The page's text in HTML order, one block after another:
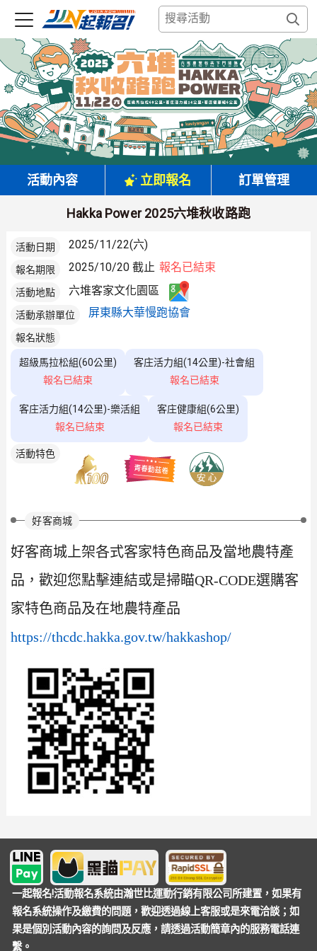
活動內容 立即報名 訂單管理
Hakka Power 2025六堆秋收路跑
活動日期 2025/11/22(六)
報名期限 2025/10/20 截止 報名已結束
活動地點 六堆客家文化園區
活動承辦單位 屏東縣大華慢跑協會
報名狀態
超級馬拉松組(60公里)
報名已結束
客庄活力組(14公里)-社會組
報名已結束
客庄活力組(14公里)-樂活組
報名已結束
客庄健康組(6公里)
報名已結束
活動特色
好客商城
好客商城上架各式客家特色商品及當地農特產
品，歡迎您點擊連結或是掃瞄QR-CODE選購客
家特色商品及在地農特產品
https://thcdc.hakka.gov.tw/hakkashop/
一起報名!活動報名系統由瀚世比運動行銷有限公司所建置，如果有
報名系統操作及繳費的問題，歡迎透過線上客服或是來電洽談；如
果是個別活動內容的詢問及反應，請透過活動簡章內的服務電話連
繫。